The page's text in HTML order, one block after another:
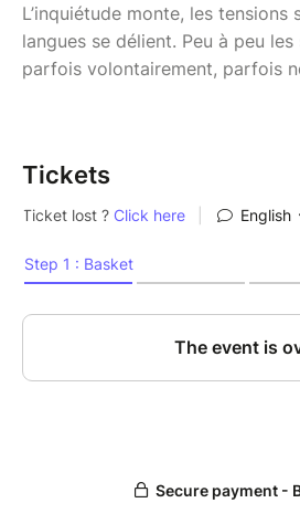
L’inquiétude monte, les tensions
langues se délient. Peu à peu
parfois volontairement, parfois
Tickets